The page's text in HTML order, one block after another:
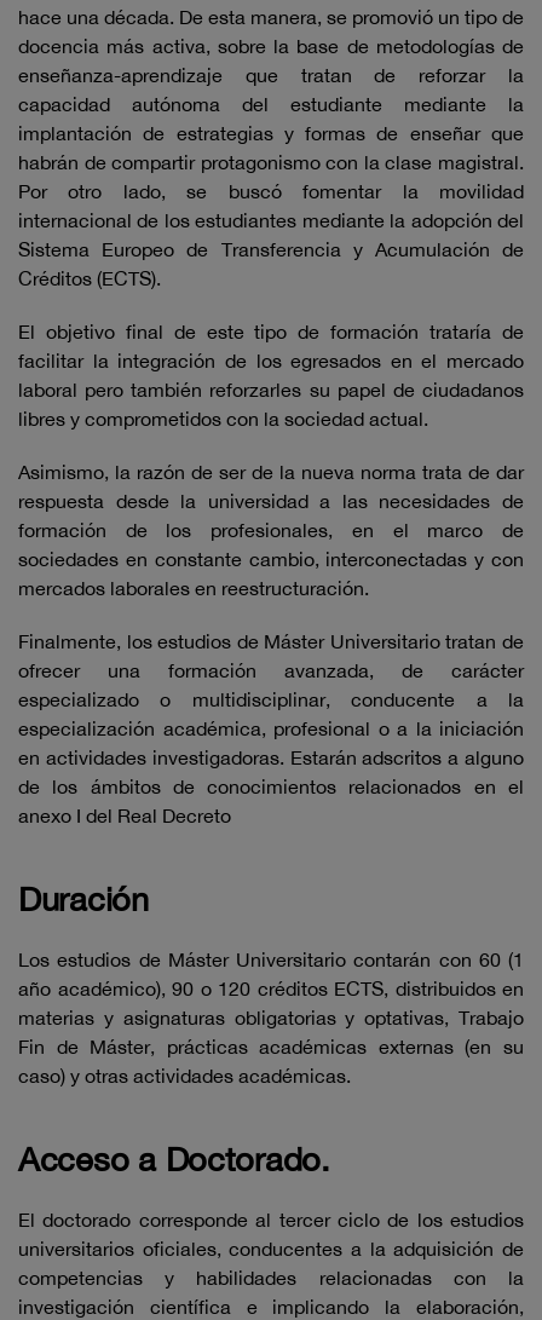
hace una década. De esta manera, se promovió un tipo de
docencia más activa, sobre la base de metodologías de
enseñanza-aprendizaje que tratan de reforzar la
capacidad autónoma del estudiante mediante la
implantación de estrategias y formas de enseñar que
habrán de compartir protagonismo con la clase magistral.
Por otro lado, se buscó fomentar la movilidad
internacional de los estudiantes mediante la adopción del
Sistema Europeo de Transferencia y Acumulación de
Créditos (ECTS).
El objetivo final de este tipo de formación trataría de
facilitar la integración de los egresados en el mercado
laboral pero también reforzarles su papel de ciudadanos
libres y comprometidos con la sociedad actual.
Asimismo, la razón de ser de la nueva norma trata de dar
respuesta desde la universidad a las necesidades de
formación de los profesionales, en el marco de
sociedades en constante cambio, interconectadas y con
mercados laborales en reestructuración.
Finalmente, los estudios de Máster Universitario tratan de
ofrecer una formación avanzada, de carácter
especializado o multidisciplinar, conducente a la
especialización académica, profesional o a la iniciación
en actividades investigadoras. Estarán adscritos a alguno
de los ámbitos de conocimientos relacionados en el
anexo I del Real Decreto
Duración
Los estudios de Máster Universitario contarán con 60 (1
año académico), 90 o 120 créditos ECTS, distribuidos en
materias y asignaturas obligatorias y optativas, Trabajo
Fin de Máster, prácticas académicas externas (en su
caso) y otras actividades académicas.
Acceso a Doctorado.
El doctorado corresponde al tercer ciclo de los estudios
universitarios oficiales, conducentes a la adquisición de
competencias y habilidades relacionadas con la
investigación científica e implicando la elaboración,